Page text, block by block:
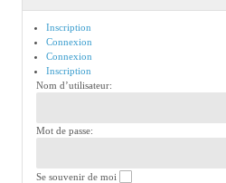
Inscription
Connexion
Connexion
Inscription
Nom d’utilisateur:
Mot de passe:
Se souvenir de moi